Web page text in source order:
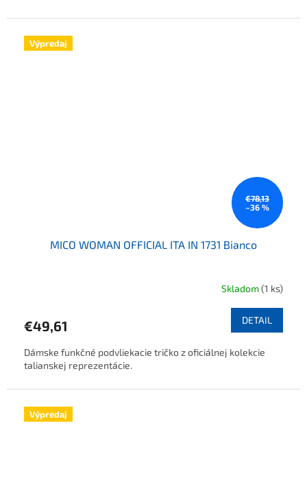
Výpredaj
€78,13
–36 %
MICO WOMAN OFFICIAL ITA IN 1731 Bianco
Skladom(1 ks)
€49,61 DETAIL
Dámske funkčné podvliekacie tričko z oficiálnej kolekcie
talianskej reprezentácie.
Výpredaj